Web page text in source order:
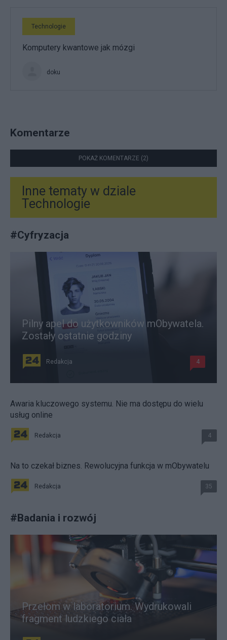
Technologie
Komputery kwantowe jak mózgi
doku
Komentarze
POKAŻ KOMENTARZE (2)
Inne tematy w dziale
Technologie
#Cyfryzacja
Pilny apel do użytkowników mObywatela.
Zostały ostatnie godziny
Redakcja 4
Awaria kluczowego systemu. Nie ma dostępu do wielu
usług online
Redakcja 4
Na to czekał biznes. Rewolucyjna funkcja w mObywatelu
Redakcja 35
#Badania i rozwój
Przełom w laboratorium. Wydrukowali
fragment ludzkiego ciała